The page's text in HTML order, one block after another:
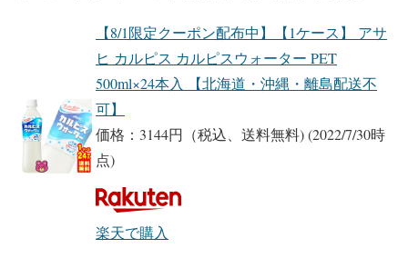
【8/1限定クーポン配布中】【1ケース】 アサ
ヒ カルピス カルピスウォーター PET
500ml×24本入 【北海道・沖縄・離島配送不
可】
価格：3144円（税込、送料無料)(2022/7/30時
点)
楽天で購入